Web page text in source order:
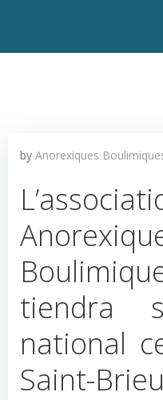
by Anorexiques
tiendra
national
Saint-